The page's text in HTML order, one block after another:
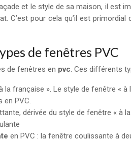
et le style de sa maison, il est
C’est pour cela qu’il est
de fenêtres PVC
de fenêtres en pvc. Ces différents
la française ». Le style de fenêtre «
en PVC.
dérivée du style de fenêtre « à
en PVC : la fenêtre coulissante à